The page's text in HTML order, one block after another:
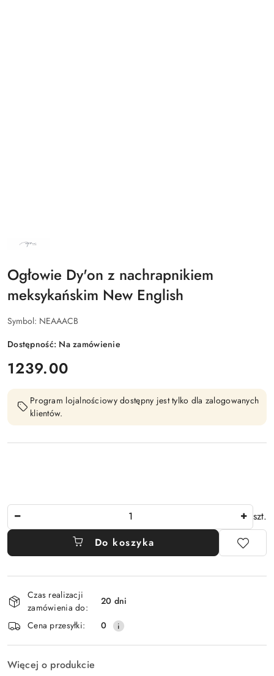
NAZWA
PRODUCENTA:
Ogłowie Dy'on z nachrapnikiem
meksykańskim New English
Symbol: NEAAACB
Dostępność: Na zamówienie
cena:
1239.00
Program lojalnościowy dostępny jest tylko dla zalogowanych
klientów.
szt.
Do koszyka
Dostępność
i
dostawa
Czas realizacji
zamówienia do:
20 dni
Cena przesyłki:
0
Więcej o produkcie